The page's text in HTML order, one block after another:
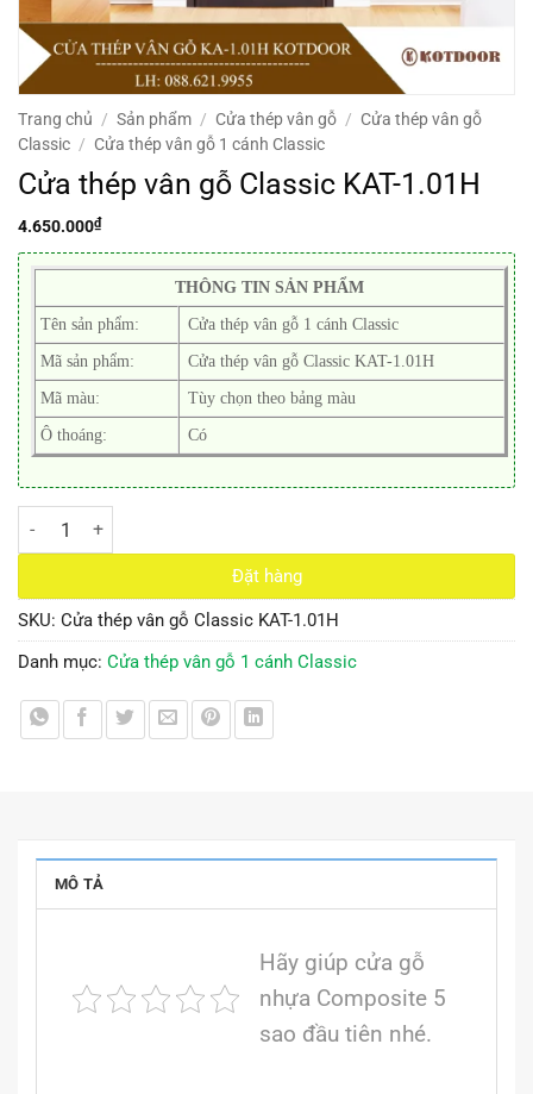
Trang chủ / Sản phẩm / Cửa thép vân gỗ / Cửa thép vân gỗ
Classic / Cửa thép vân gỗ 1 cánh Classic
Cửa thép vân gỗ Classic KAT-1.01H
4.650.000₫
THÔNG TIN SẢN PHẨM
Tên sản phẩm: Cửa thép vân gỗ 1 cánh Classic
Mã sản phẩm: Cửa thép vân gỗ Classic KAT-1.01H
Mã màu: Tùy chọn theo bảng màu
Ô thoáng: Có
Cửa thép vân gỗ Classic KAT-1.01H số lượng
Đặt hàng
SKU: Cửa thép vân gỗ Classic KAT-1.01H
Danh mục: Cửa thép vân gỗ 1 cánh Classic
MÔ TẢ
Hãy giúp cửa gỗ
nhựa Composite 5
sao đầu tiên nhé.